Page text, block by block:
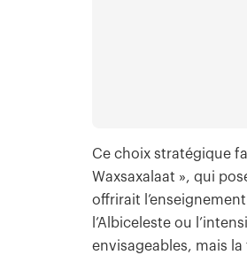
Ce choix stratégique
Waxsaxalaat », qui
offrirait
l’Albiceleste ou
envisageables, mais